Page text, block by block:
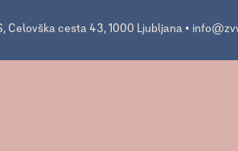
Celovška cesta 43, 1000 Ljubljana •